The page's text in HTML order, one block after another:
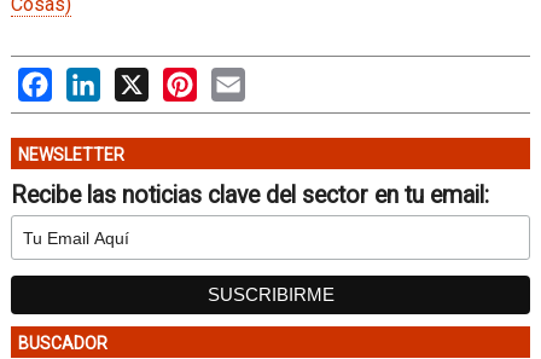
FacebookLinkedIn
X PinterestEmail
NEWSLETTER
Recibe las noticias clave del sector en tu email:
BUSCADOR